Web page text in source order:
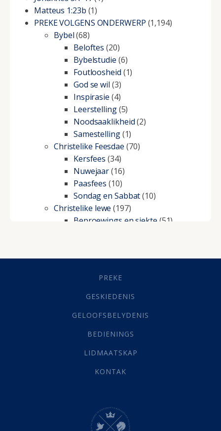
Matteus 1:23b (1)
PREKE VOLGENS ONDERWERP (1,194)
Bybel(68)
Beloftes (20)
Bybelstudie (6)
Foutloosheid (1)
God se wil (3)
Inspirasie (4)
Leerstelling(5)
Noodsaaklikheid(2)
Samestelling(1)
Christelike Feesdae (70)
Kersfees (34)
Nuwejaar(16)
Paasfees (10)
Sondag en Sabbat(10)
Christelike lewe (197)
Beproewings en siekte (51)
Geestelike Groei(10)
(21)
Grys Areas(4)
Lewensdoel(3)
Selfondersoek(1)
Werk(22)
(142)
Hemel (31)
PREKE
GESKIEDENIS
GELOOFSBELYDENIS
BEDIENINGS
LIDMAATSKAP
KONTAK